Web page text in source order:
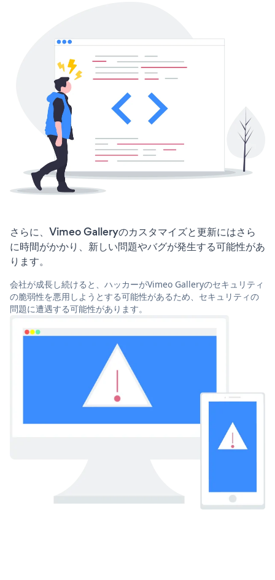
さらに、Vimeo Galleryのカスタマイズと更新にはさら
に時間がかかり、新しい問題やバグが発生する可能性があ
ります。
会社が成長し続けると、ハッカーがVimeo Galleryのセキュリティ
の脆弱性を悪用しようとする可能性があるため、セキュリティの
問題に遭遇する可能性があります。